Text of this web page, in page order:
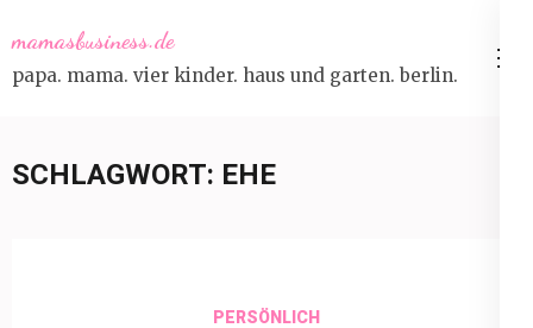
to
content
mamasbusiness.de
papa. mama. vier kinder. haus und garten. berlin.
SCHLAGWORT: EHE
PERSÖNLICH